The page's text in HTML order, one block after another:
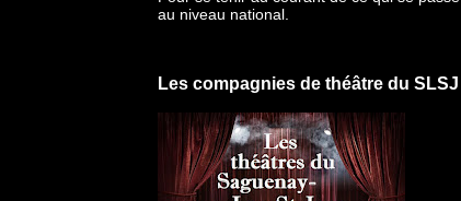
au niveau national.
Les compagnies de théâtre du SLSJ